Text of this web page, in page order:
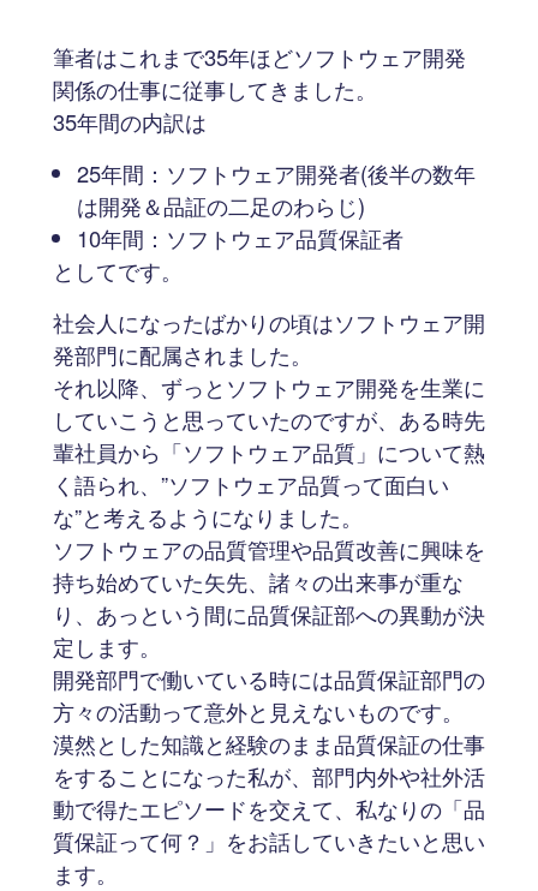
筆者はこれまで35年ほどソフトウェア開発
関係の仕事に従事してきました。
35年間の内訳は
25年間：ソフトウェア開発者(後半の数年
は開発＆品証の二足のわらじ)
10年間：ソフトウェア品質保証者
としてです。
社会人になったばかりの頃はソフトウェア開
発部門に配属されました。
それ以降、ずっとソフトウェア開発を生業に
していこうと思っていたのですが、ある時先
輩社員から「ソフトウェア品質」について熱
く語られ、”ソフトウェア品質って面白い
な”と考えるようになりました。
ソフトウェアの品質管理や品質改善に興味を
持ち始めていた矢先、諸々の出来事が重な
り、あっという間に品質保証部への異動が決
定します。
開発部門で働いている時には品質保証部門の
方々の活動って意外と見えないものです。
漠然とした知識と経験のまま品質保証の仕事
をすることになった私が、部門内外や社外活
動で得たエピソードを交えて、私なりの「品
質保証って何？」をお話していきたいと思い
ます。